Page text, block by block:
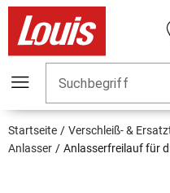
Suchbegriff
Startseite Verschleiß- &
Anlasser
Anlasserfreilauf für